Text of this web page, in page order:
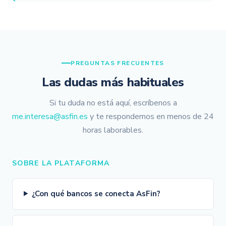
PREGUNTAS FRECUENTES
Las dudas más habituales
Si tu duda no está aquí, escríbenos a
me.interesa@asfin.es y te respondemos en menos de 24
horas laborables.
SOBRE LA PLATAFORMA
¿Con qué bancos se conecta AsFin?